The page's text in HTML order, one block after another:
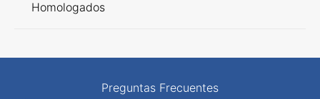
Homologados
Preguntas Frecuentes